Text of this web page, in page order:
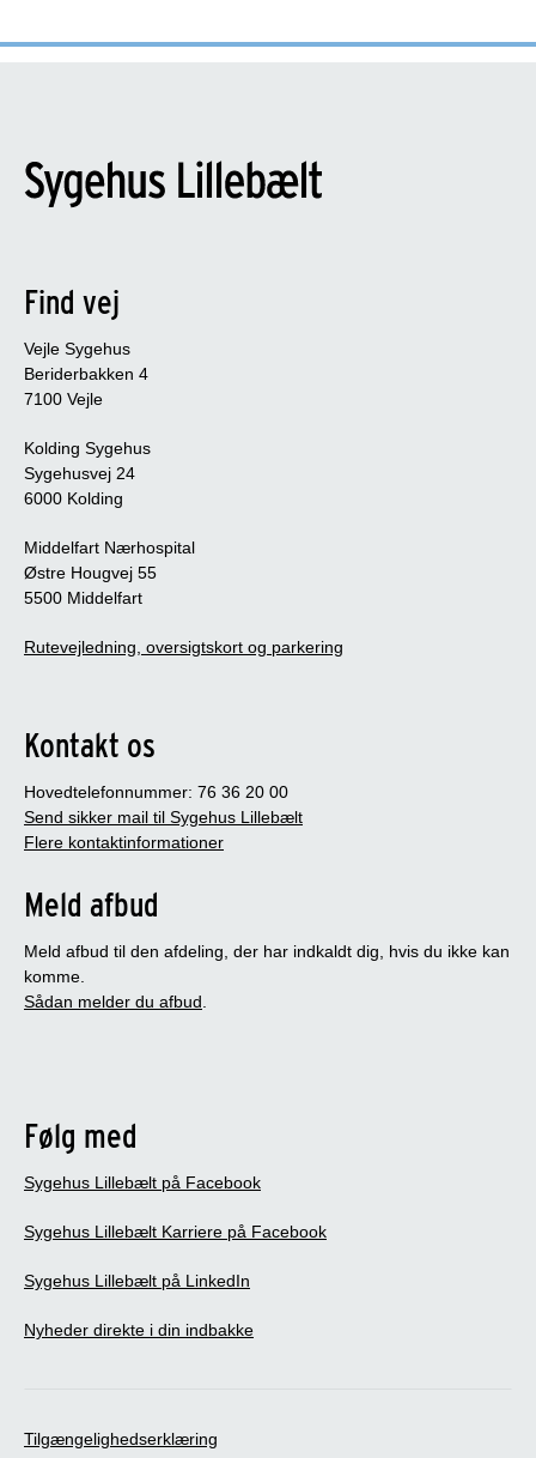
Find vej
Vejle Sygehus
Beriderbakken 4
7100 Vejle
Kolding Sygehus
Sygehusvej 24
6000 Kolding
Middelfart Nærhospital
Østre Hougvej 55
5500 Middelfart
Rutevejledning, oversigtskort og parkering
Kontakt os
Hovedtelefonnummer: 76 36 20 00
Send sikker mail til Sygehus Lillebælt
Flere kontaktinformationer
Meld afbud
Meld afbud til den afdeling, der har indkaldt dig, hvis du ikke kan
komme.
Sådan melder du afbud.
Følg med
Sygehus Lillebælt på Facebook
Sygehus Lillebælt Karriere på Facebook
Sygehus Lillebælt på LinkedIn
Nyheder direkte i din indbakke
Tilgængelighedserklæring